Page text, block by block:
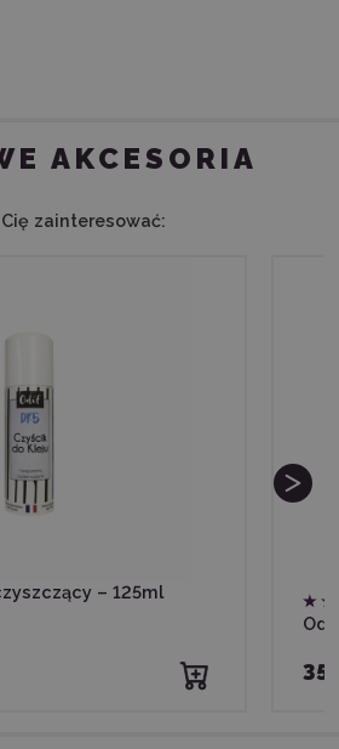
AKCESORIA
zainteresować:
– 125ml